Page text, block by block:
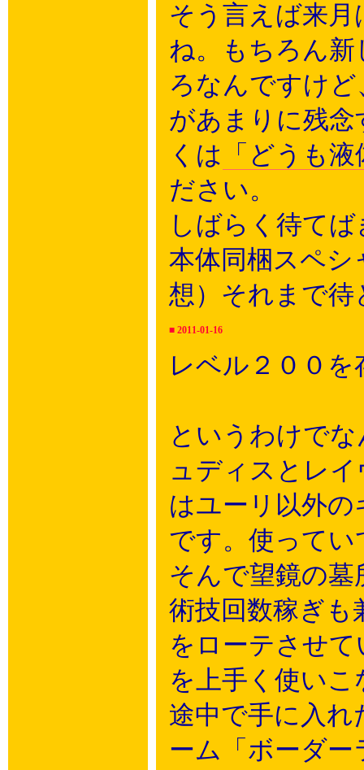
そう言えば来月
ね。もちろん
ろなんですけ
があまりに残
くは 「どうも
ださい。
しばらく待て
本体同梱スペ
想）それまで
■ 2011-01-16
レベル２００
というわけで
ュディスとレ
はユーリ以外
です。使って
そんで望鏡の
術技回数稼ぎ
をローテさせ
を上手く使い
途中で手に入
ーム「ボーダ